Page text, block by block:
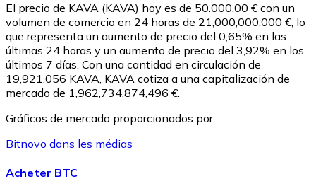
Litecoin
El precio de KAVA (KAVA) hoy es de 50.000,00 € con un
volumen de comercio en 24 horas de 21,000,000,000 €, lo
que representa un aumento de precio del 0,65% en las
últimas 24 horas y un aumento de precio del 3,92% en los
últimos 7 días. Con una cantidad en circulación de
19,921,056 KAVA, KAVA cotiza a una capitalización de
mercado de 1,962,734,874,496 €.
Gráficos de mercado proporcionados por
Bitnovo dans les médias
Acheter BTC